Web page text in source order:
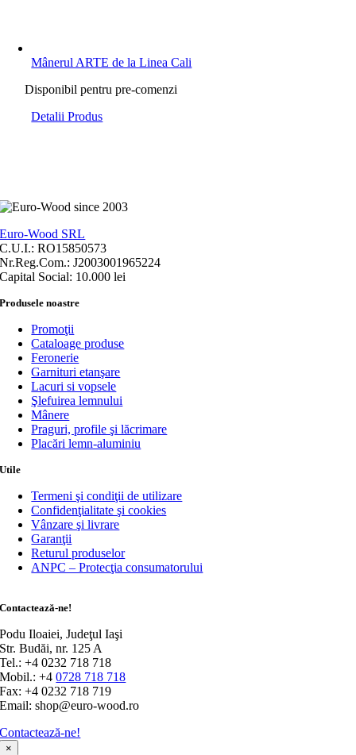
Mânerul ARTE de la Linea Cali
Disponibil pentru pre-comenzi
Detalii Produs
Euro-Wood SRL
C.U.I.: RO15850573
Nr.Reg.Com.: J2003001965224
Capital Social: 10.000 lei
Produsele noastre
Promoţii
Cataloage produse
Feronerie
Garnituri etanşare
Lacuri si vopsele
Şlefuirea lemnului
Mânere
Praguri, profile şi lăcrimare
Placări lemn-aluminiu
Utile
Termeni şi condiţii de utilizare
Confidenţialitate şi cookies
Vânzare şi livrare
Garanţii
Returul produselor
ANPC – Protecţia consumatorului
Contactează-ne!
Podu Iloaiei, Judeţul Iaşi
Str. Budăi, nr. 125 A
Tel.: +4 0232 718 718
Mobil.: +40728 718 718
Fax: +4 0232 718 719
Email: shop@euro-wood.ro
Contactează-ne!
×